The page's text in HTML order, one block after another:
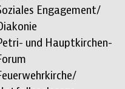
Engagement/
und Hauptkirchen-